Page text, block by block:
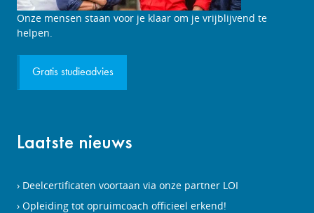
Studieadviesgesprek
aanvragen
Onze mensen staan voor je klaar om je vrijblijvend te
helpen.
Gratis studieadvies
Laatste nieuws
Deelcertificaten voortaan via onze partner LOI
Opleiding tot opruimcoach officieel erkend!